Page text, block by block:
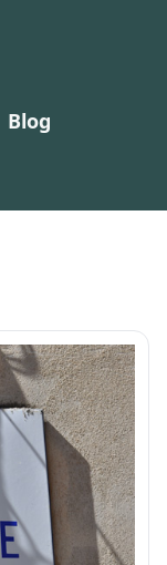
Blog